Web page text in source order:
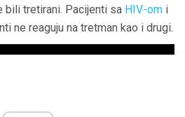
bili tretirani. Pacijenti sa HIV-om i
ne reaguju na tretman kao i drugi.